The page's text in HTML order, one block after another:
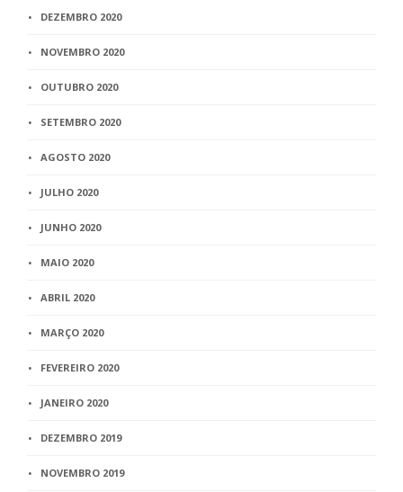
DEZEMBRO 2020
NOVEMBRO 2020
OUTUBRO 2020
SETEMBRO 2020
AGOSTO 2020
JULHO 2020
JUNHO 2020
MAIO 2020
ABRIL 2020
MARÇO 2020
FEVEREIRO 2020
JANEIRO 2020
DEZEMBRO 2019
NOVEMBRO 2019